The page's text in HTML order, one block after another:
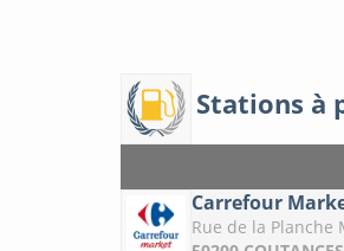
Stations à
Carrefour
Rue de la Planche